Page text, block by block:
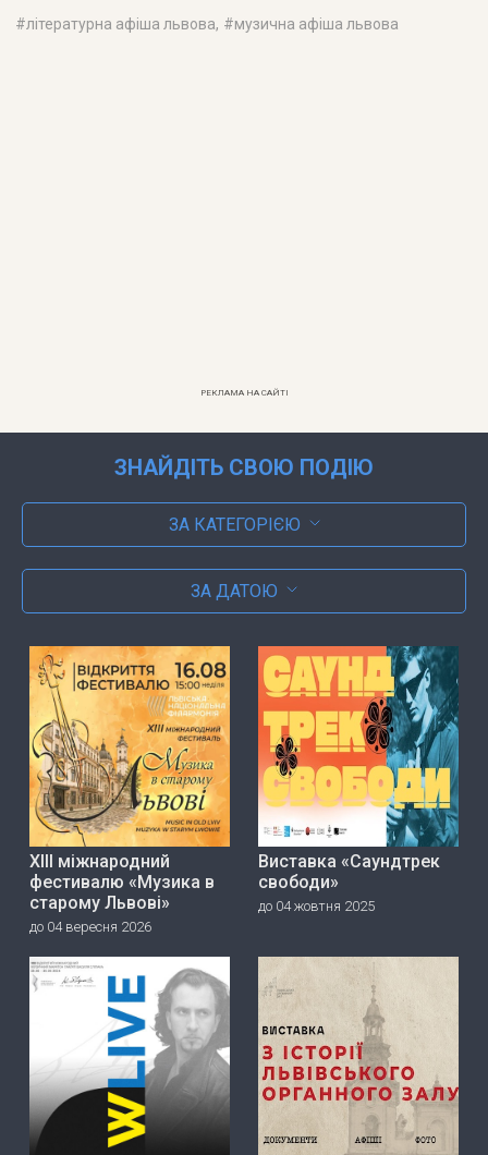
#літературна афіша львова, #музична афіша львова
РЕКЛАМА НА САЙТІ
ЗНАЙДІТЬ СВОЮ ПОДІЮ
ЗА КАТЕГОРІЄЮ
ЗА ДАТОЮ
ХІІІ міжнародний
фестивалю «Музика в
старому Львові»
до 04 вересня 2026
Виставка «Саундтрек
свободи»
до 04 жовтня 2025